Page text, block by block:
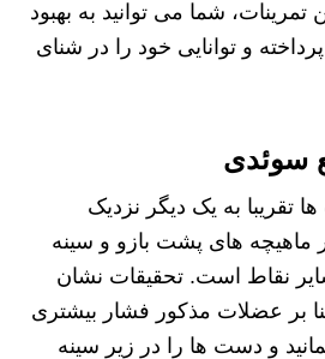
تمرینات، شما می‌ توانید به بهبود
و توانایی خود را در شنای
سوئدی
تقریبا به یک دیگر نزدیک
ماهیچه‌ های پشت بازو و سینه‌
نقاط است. تحقیقات نشان
بر عضلات مذکور فشار بیشتری
و دست‌ ها را در زیر سینه